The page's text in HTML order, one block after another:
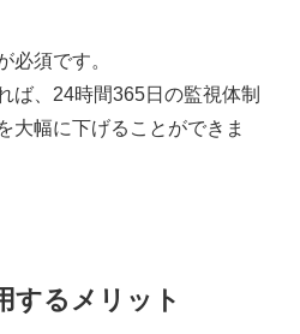
必須です。
ば、24時間365日の監視体制
大幅に下げることができま
するメリット